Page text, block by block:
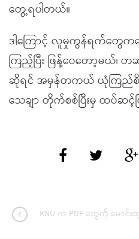
တွေ့ရပါတယ်။
ဒါကြောင့် လူမှုကွန်ရက်တွေက
ကြည့်ပြီး ဖြန့်ဝေတော့မယ်၊ တ
ဆိုရင် အမှန်တကယ် ယုံကြည်စိ
သေချာ တိုက်စစ်ပြီးမှ ထပ်ဆင့်
KNU က PDF တွေကို မော